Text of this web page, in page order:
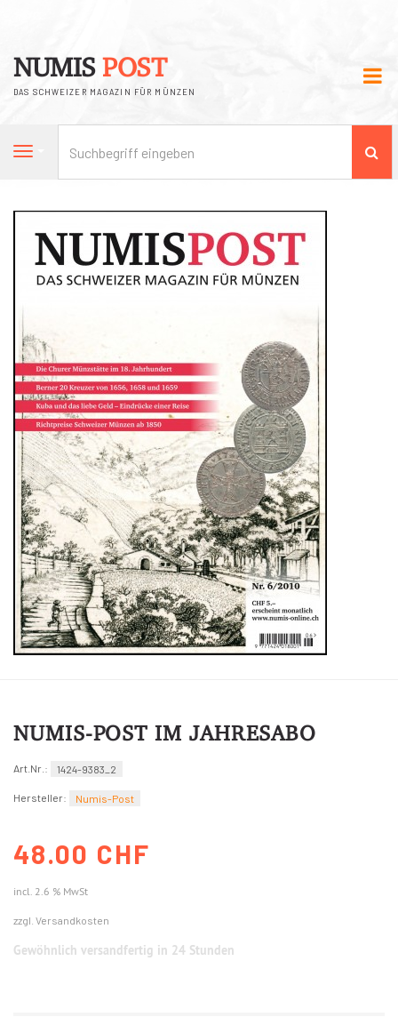
NUMIS POST
DAS SCHWEIZER MAGAZIN FÜR MÜNZEN
Navigation
NUMIS-POST IM JAHRESABO
Art.Nr.: 1424-9383_2
Hersteller: Numis-Post
48.00 CHF
incl. 2.6 % MwSt
zzgl. Versandkosten
Gewöhnlich versandfertig in 24 Stunden